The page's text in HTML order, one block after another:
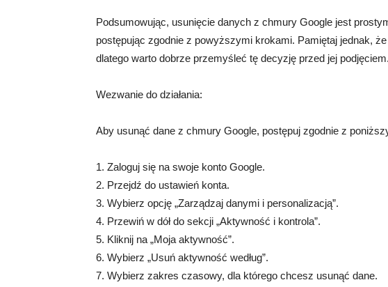
Podsumowując, usunięcie danych z chmury Google jest
postępując zgodnie z powyższymi krokami. Pamiętaj jednak,
dlatego warto dobrze przemyśleć tę decyzję przed jej podjęciem.
Wezwanie do działania:
Aby usunąć dane z chmury Google, postępuj zgodnie z
1. Zaloguj się na swoje konto Google.
2. Przejdź do ustawień konta.
3. Wybierz opcję „Zarządzaj danymi i personalizacją”.
4. Przewiń w dół do sekcji „Aktywność i kontrola”.
5. Kliknij na „Moja aktywność”.
6. Wybierz „Usuń aktywność według”.
7. Wybierz zakres czasowy, dla którego chcesz usunąć dane.